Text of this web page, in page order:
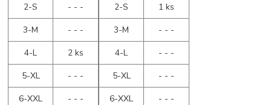
2-S
- - -
3-M
- - -
4-L
2 ks
5-XL
- - -
6-XXL
- - -
2-S
1 ks
3-M
- - -
4-L
- - -
5-XL
- - -
6-XXL
- - -